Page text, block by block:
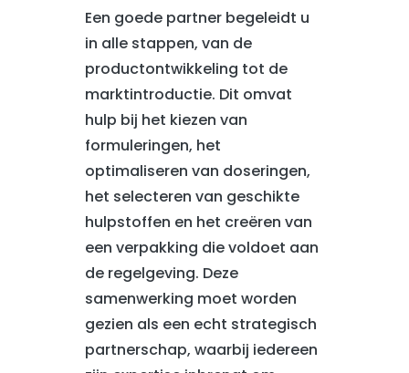
Een goede partner begeleidt u
in alle stappen, van de
productontwikkeling tot de
marktintroductie. Dit omvat
hulp bij het kiezen van
formuleringen, het
optimaliseren van doseringen,
het selecteren van geschikte
hulpstoffen en het creëren van
een verpakking die voldoet aan
de regelgeving. Deze
samenwerking moet worden
gezien als een echt strategisch
partnerschap, waarbij iedereen